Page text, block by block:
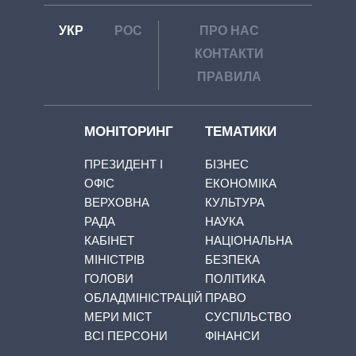
УКР РОС
ПРО НАС
КОНТАКТИ
ПРАВИЛА
МОНІТОРИНГ
ПРЕЗИДЕНТ І
ОФІС
ВЕРХОВНА
РАДА
КАБІНЕТ
МІНІСТРІВ
ГОЛОВИ
ОБЛАДМІНІСТРАЦІЙ
МЕРИ МІСТ
ВСІ ПЕРСОНИ
ТЕМАТИКИ
БІЗНЕС
ЕКОНОМІКА
КУЛЬТУРА
НАУКА
НАЦІОНАЛЬНА
БЕЗПЕКА
ПОЛІТИКА
ПРАВО
СУСПІЛЬСТВО
ФІНАНСИ